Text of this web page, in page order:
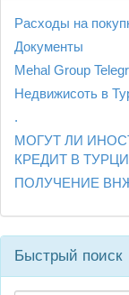
Расходы на
Документы
Mehal Group
Недвижисоть в
.
МОГУТ ЛИ
КРЕДИТ В
ПОЛУЧЕНИЕ
Быстрый поиск